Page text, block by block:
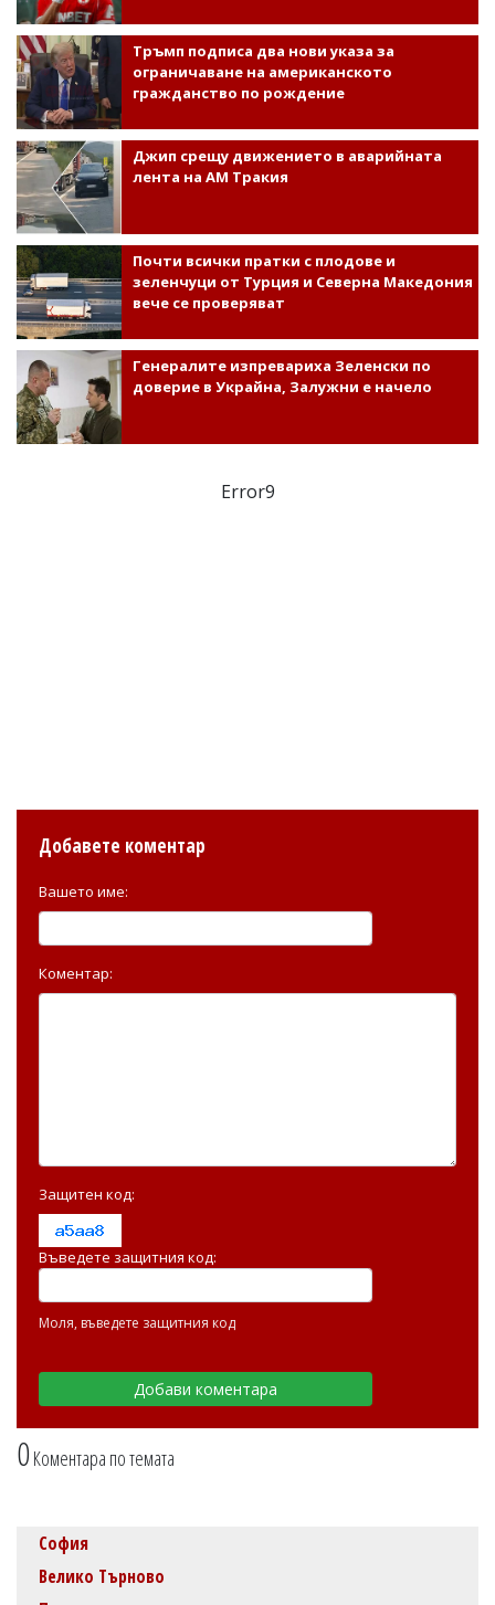
Тръмп подписа два нови указа за
ограничаване на американското
гражданство по рождение
Джип срещу движението в аварийната
лента на АМ Тракия
Почти всички пратки с плодове и
зеленчуци от Турция и Северна Македония
вече се проверяват
Генералите изпревариха Зеленски по
доверие в Украйна, Залужни е начело
Error9
0Коментара по темата
Добавете коментар
Вашето име:
Коментар:
Защитен код:
Въведете защитния код:
Моля, въведете защитния код
София
Велико Търново